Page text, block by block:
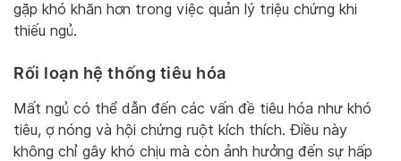
gặp khó khăn hơn trong việc quản lý triệu chứng khi
thiếu ngủ.
Rối loạn hệ thống tiêu hóa
Mất ngủ có thể dẫn đến các vấn đề tiêu hóa như khó
tiêu, ợ nóng và hội chứng ruột kích thích. Điều này
không chỉ gây khó chịu mà còn ảnh hưởng đến sự hấp